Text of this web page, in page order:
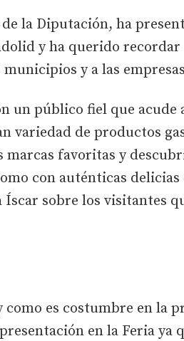
la Diputación, ha
y ha querido
y a las
un público fiel que acude
variedad de productos
favoritas y
con auténticas delicias
sobre los visitantes
es costumbre en la
en la Feria ya